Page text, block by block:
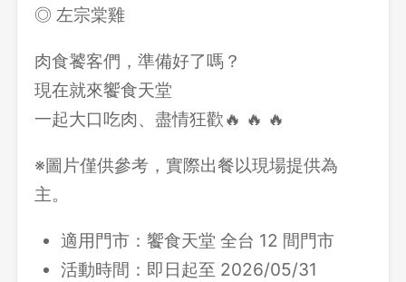
◎ 左宗棠雞
肉食饕客們，準備好了嗎？
現在就來饗食天堂
一起大口吃肉、盡情狂歡🔥 🔥 🔥
※圖片僅供參考，實際出餐以現場提供為
主。
適用門市：饗食天堂 全台 12 間門市
活動時間：即日起至 2026/05/31